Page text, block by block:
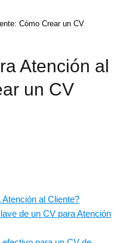
Cómo Crear un CV
Atención al
un CV
al Cliente?
de un CV para Atención